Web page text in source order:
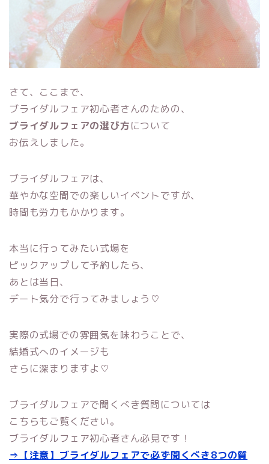
さて、ここまで、
ブライダルフェア初心者さんのための、
ブライダルフェアの選び方について
お伝えしました。
ブライダルフェアは、
華やかな空間での楽しいイベントですが、
時間も労力もかかります。
本当に行ってみたい式場を
ピックアップして予約したら、
あとは当日、
デート気分で行ってみましょう♡
実際の式場での雰囲気を味わうことで、
結婚式へのイメージも
さらに深まりますよ♡
ブライダルフェアで聞くべき質問については
こちらもご覧ください。
ブライダルフェア初心者さん必見です！
⇒【注意】ブライダルフェアで必ず聞くべき8つの質